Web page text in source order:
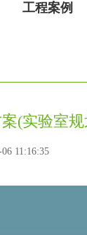
工程案例
(实验室
11:16:35